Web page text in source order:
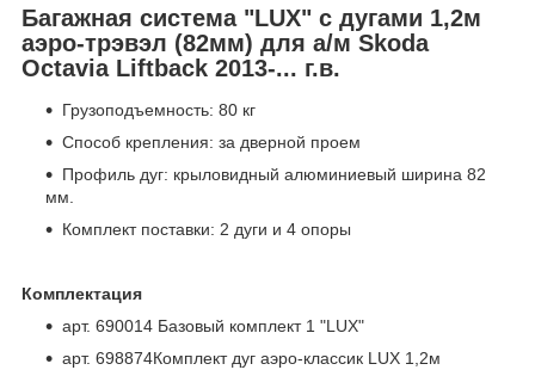
Багажная система "LUX" с дугами 1,2м
аэро-трэвэл (82мм) для а/м Skoda
Octavia Liftback 2013-... г.в.
Грузоподъемность: 80 кг
Способ крепления: за дверной проем
Профиль дуг: крыловидный алюминиевый ширина 82
мм.
Комплект поставки: 2 дуги и 4 опоры
Комплектация
арт. 690014 Базовый комплект 1 "LUX"
арт. 698874Комплект дуг аэро-классик LUX 1,2м